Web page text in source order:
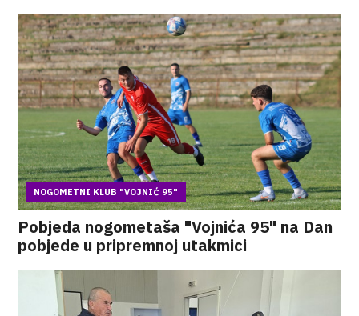
NOGOMETNI KLUB "VOJNIĆ 95"
Pobjeda nogometaša "Vojnića 95" na Dan
pobjede u pripremnoj utakmici